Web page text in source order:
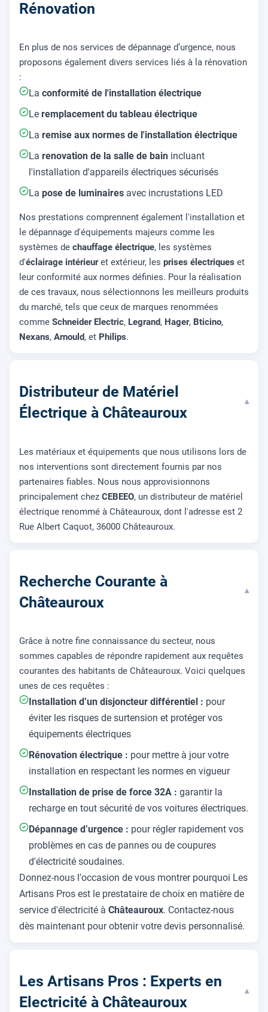
Rénovation
En plus de nos services de dépannage d’urgence, nous
proposons également divers services liés à la rénovation
:
La conformité de l'installation électrique
Le remplacement du tableau électrique
La remise aux normes de l'installation électrique
La renovation de la salle de bain incluant
l'installation d'appareils électriques sécurisés
La pose de luminaires avec incrustations LED
Nos prestations comprennent également l'installation et
le dépannage d'équipements majeurs comme les
systèmes de chauffage électrique, les systèmes
d'éclairage intérieuret extérieur, les prises électriques et
leur conformité aux normes définies. Pour la réalisation
de ces travaux, nous sélectionnons les meilleurs produits
du marché, tels que ceux de marques renommées
comme Schneider Electric, Legrand, Hager, Bticino,
Nexans, Arnould, et Philips.
Distributeur de Matériel
Électrique à Châteauroux
▾
Les matériaux et équipements que nous utilisons lors de
nos interventions sont directement fournis par nos
partenaires fiables. Nous nous approvisionnons
principalement chez CEBEEO, un distributeur de matériel
électrique renommé à Châteauroux, dont l'adresse est 2
Rue Albert Caquot, 36000 Châteauroux.
Recherche Courante à
Châteauroux
▾
Grâce à notre fine connaissance du secteur, nous
sommes capables de répondre rapidement aux requêtes
courantes des habitants de Châteauroux. Voici quelques
unes de ces requêtes :
Installation d’un disjoncteur différentiel : pour
éviter les risques de surtension et protéger vos
équipements électriques
Rénovation électrique : pour mettre à jour votre
installation en respectant les normes en vigueur
Installation de prise de force 32A : garantir la
recharge en tout sécurité de vos voitures électriques.
Dépannage d’urgence : pour régler rapidement vos
problèmes en cas de pannes ou de coupures
d'électricité soudaines.
Donnez-nous l'occasion de vous montrer pourquoi Les
Artisans Pros est le prestataire de choix en matière de
service d'électricité à Châteauroux. Contactez-nous
dès maintenant pour obtenir votre devis personnalisé.
Les Artisans Pros : Experts en
Electricité à Châteauroux
▾